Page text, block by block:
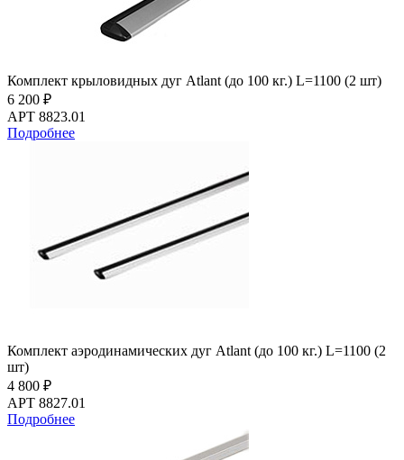
Комплект крыловидных дуг Atlant (до 100 кг.) L=1100 (2 шт)
6 200 ₽
АРТ 8823.01
Подробнее
Комплект аэродинамических дуг Atlant (до 100 кг.) L=1100 (2
шт)
4 800 ₽
АРТ 8827.01
Подробнее